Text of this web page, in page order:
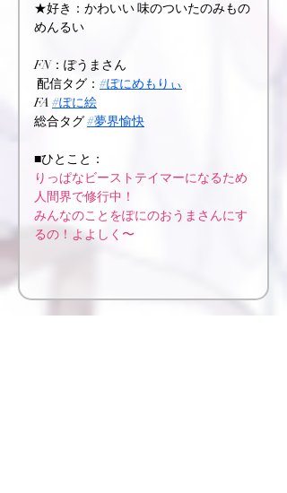
★好き：かわいい 味のついたのみもの
めんるい
FN：ぽうまさん
配信タグ： #ぽにめもりぃ
FA #ぽに絵
総合タグ #夢界愉快
■ひとこと：
りっぱなビーストテイマーになるため
人間界で修行中！
みんなのことをぽにのおうまさんにす
るの！よよしく〜